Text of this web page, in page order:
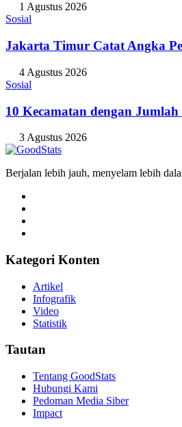
1 Agustus 2026
Sosial
Jakarta Timur Catat Angka
4 Agustus 2026
Sosial
10 Kecamatan dengan
3 Agustus 2026
Berjalan lebih jauh, menyelam lebih
Kategori Konten
Artikel
Infografik
Video
Statistik
Tautan
Tentang GoodStats
Hubungi Kami
Pedoman Media Siber
Impact